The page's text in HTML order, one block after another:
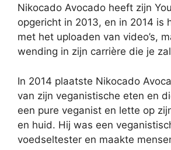
Nikocado Avocado heeft zijn
opgericht in 2013, en in 2014 is
met het uploaden van video’s,
wending in zijn carrière die je
In 2014 plaatste Nikocado
van zijn veganistische eten en
een pure veganist en lette op
en huid. Hij was een
voedseltester en maakte